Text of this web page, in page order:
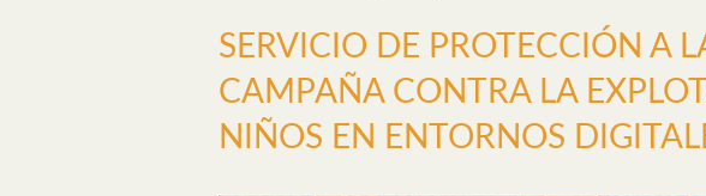
SERVICIO DE PROTECCIÓN A
CAMPAÑA CONTRA LA
NIÑOS EN ENTORNOS